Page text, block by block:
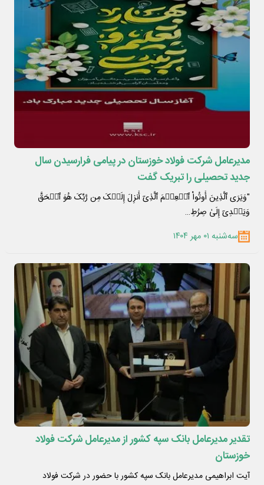
مدیرعامل شرکت فولاد خوزستان در پیامی فرارسیدن سال
جدید تحصیلی را تبریک گفت
"وَیَرَى ٱلَّذِینَ أُوتُواْ ٱلۡعِلۡمَ ٱلَّذِیٓ أُنزِلَ إِلَیۡکَ مِن رَّبِّکَ هُوَ ٱلۡحَقَّ
وَیَهۡدِیٓ إِلَىٰ صِرَٰطِ…
سه‌شنبه ۰۱ مهر ۱۴۰۴
تقدیر مدیرعامل بانک سپه کشور از مدیرعامل شرکت فولاد
خوزستان
آیت‌ ابراهیمی مدیرعامل بانک سپه کشور با حضور در شرکت فولاد